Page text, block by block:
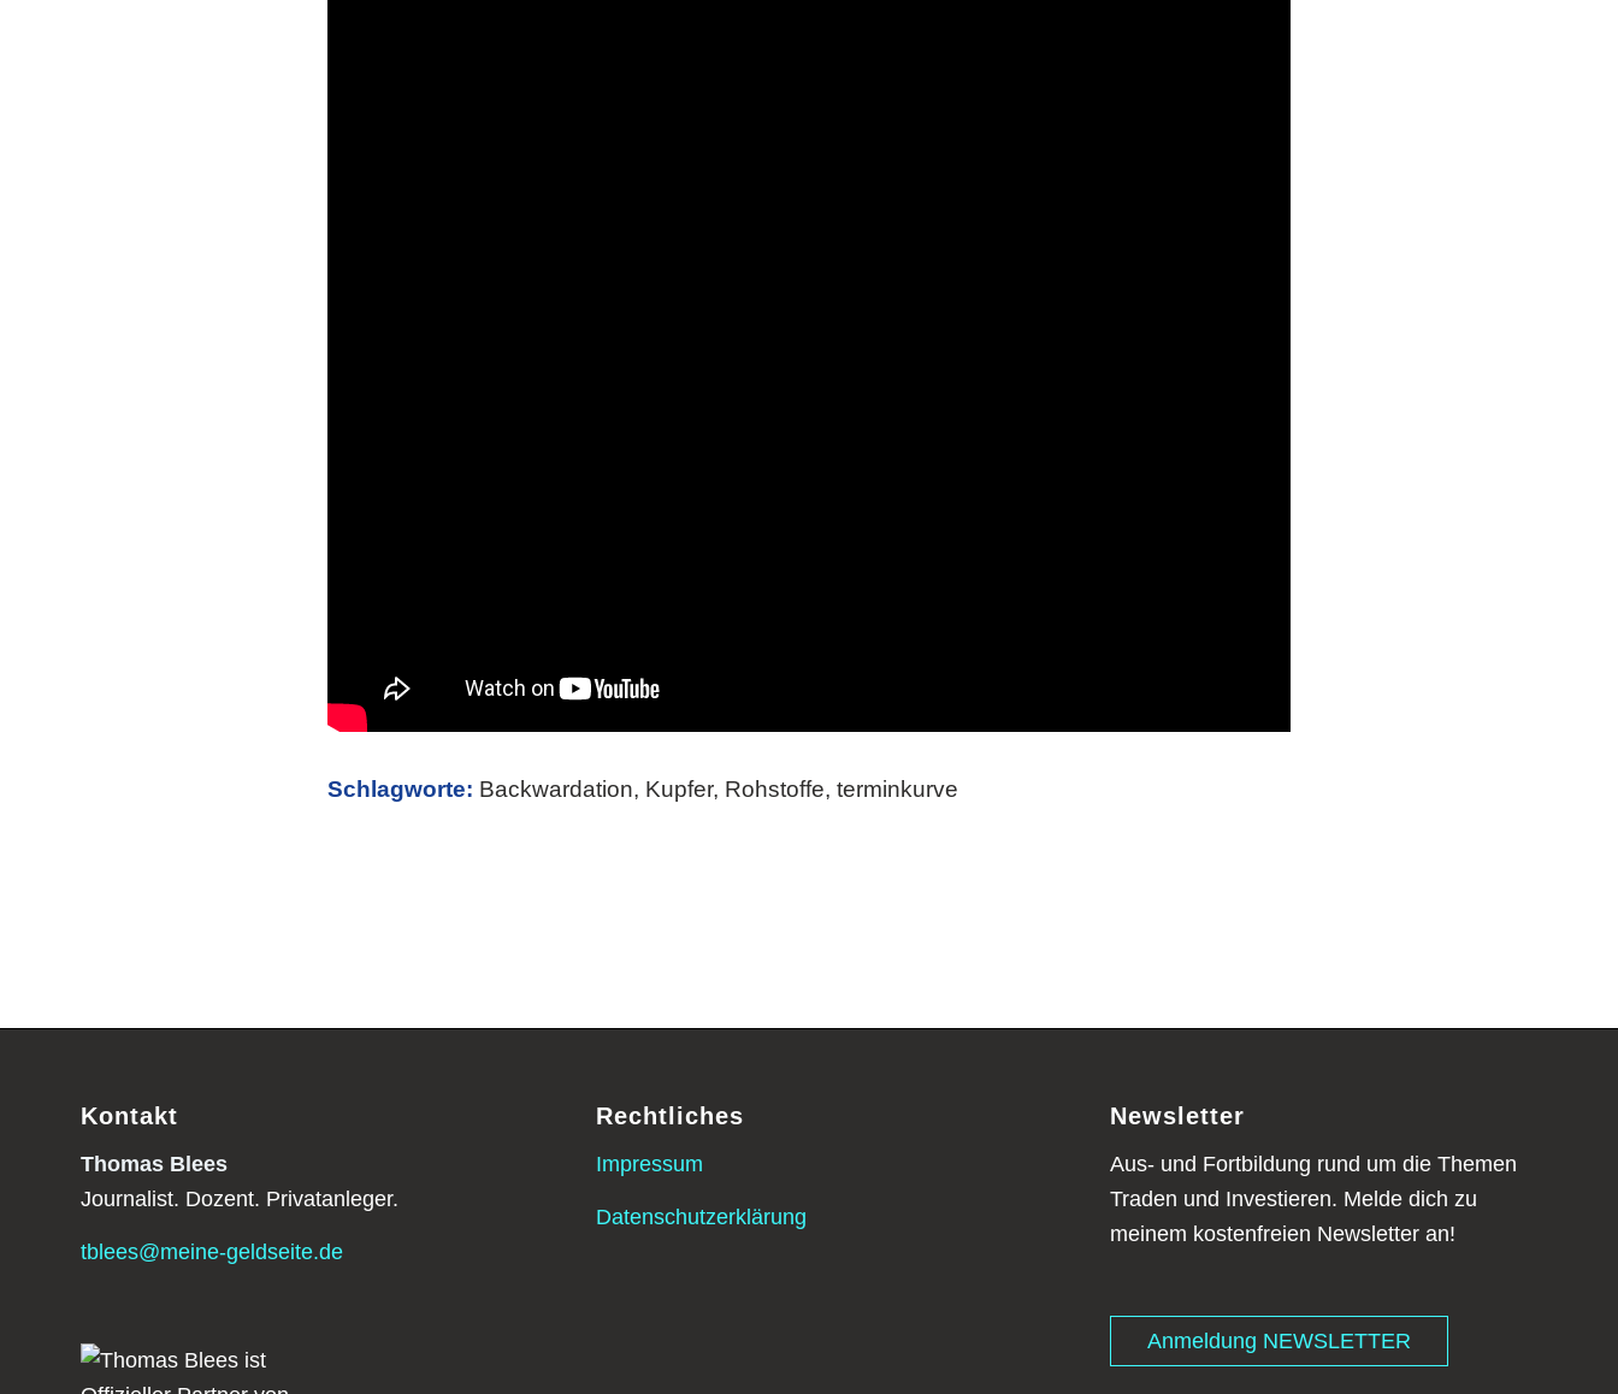
Schlagworte: Backwardation, Kupfer, Rohstoffe, terminkurve
Kontakt
Thomas Blees
Journalist. Dozent. Privatanleger.
tblees@meine-geldseite.de
Rechtliches
Impressum
Datenschutzerklärung
Newsletter
Aus- und Fortbildung rund um die Themen
Traden und Investieren. Melde dich zu
meinem kostenfreien Newsletter an!
Anmeldung NEWSLETTER